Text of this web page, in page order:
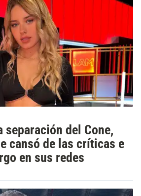
separación del Cone,
cansó de las críticas e
en sus redes